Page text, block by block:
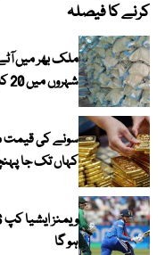
کرنے کا فیصلہ
ملک بھر میں
شہروں میں 20 کلو تھیلا 100 روپے تک مہنگا
سونے کی قیمت
کہاں تک جا
ہو گا